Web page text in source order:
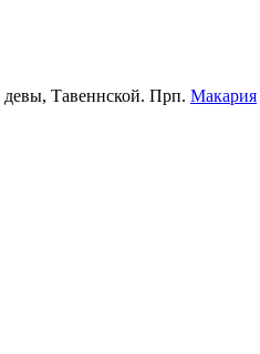
девы, Тавеннской. Прп. Макария